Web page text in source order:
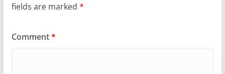
fields are marked *
Comment*